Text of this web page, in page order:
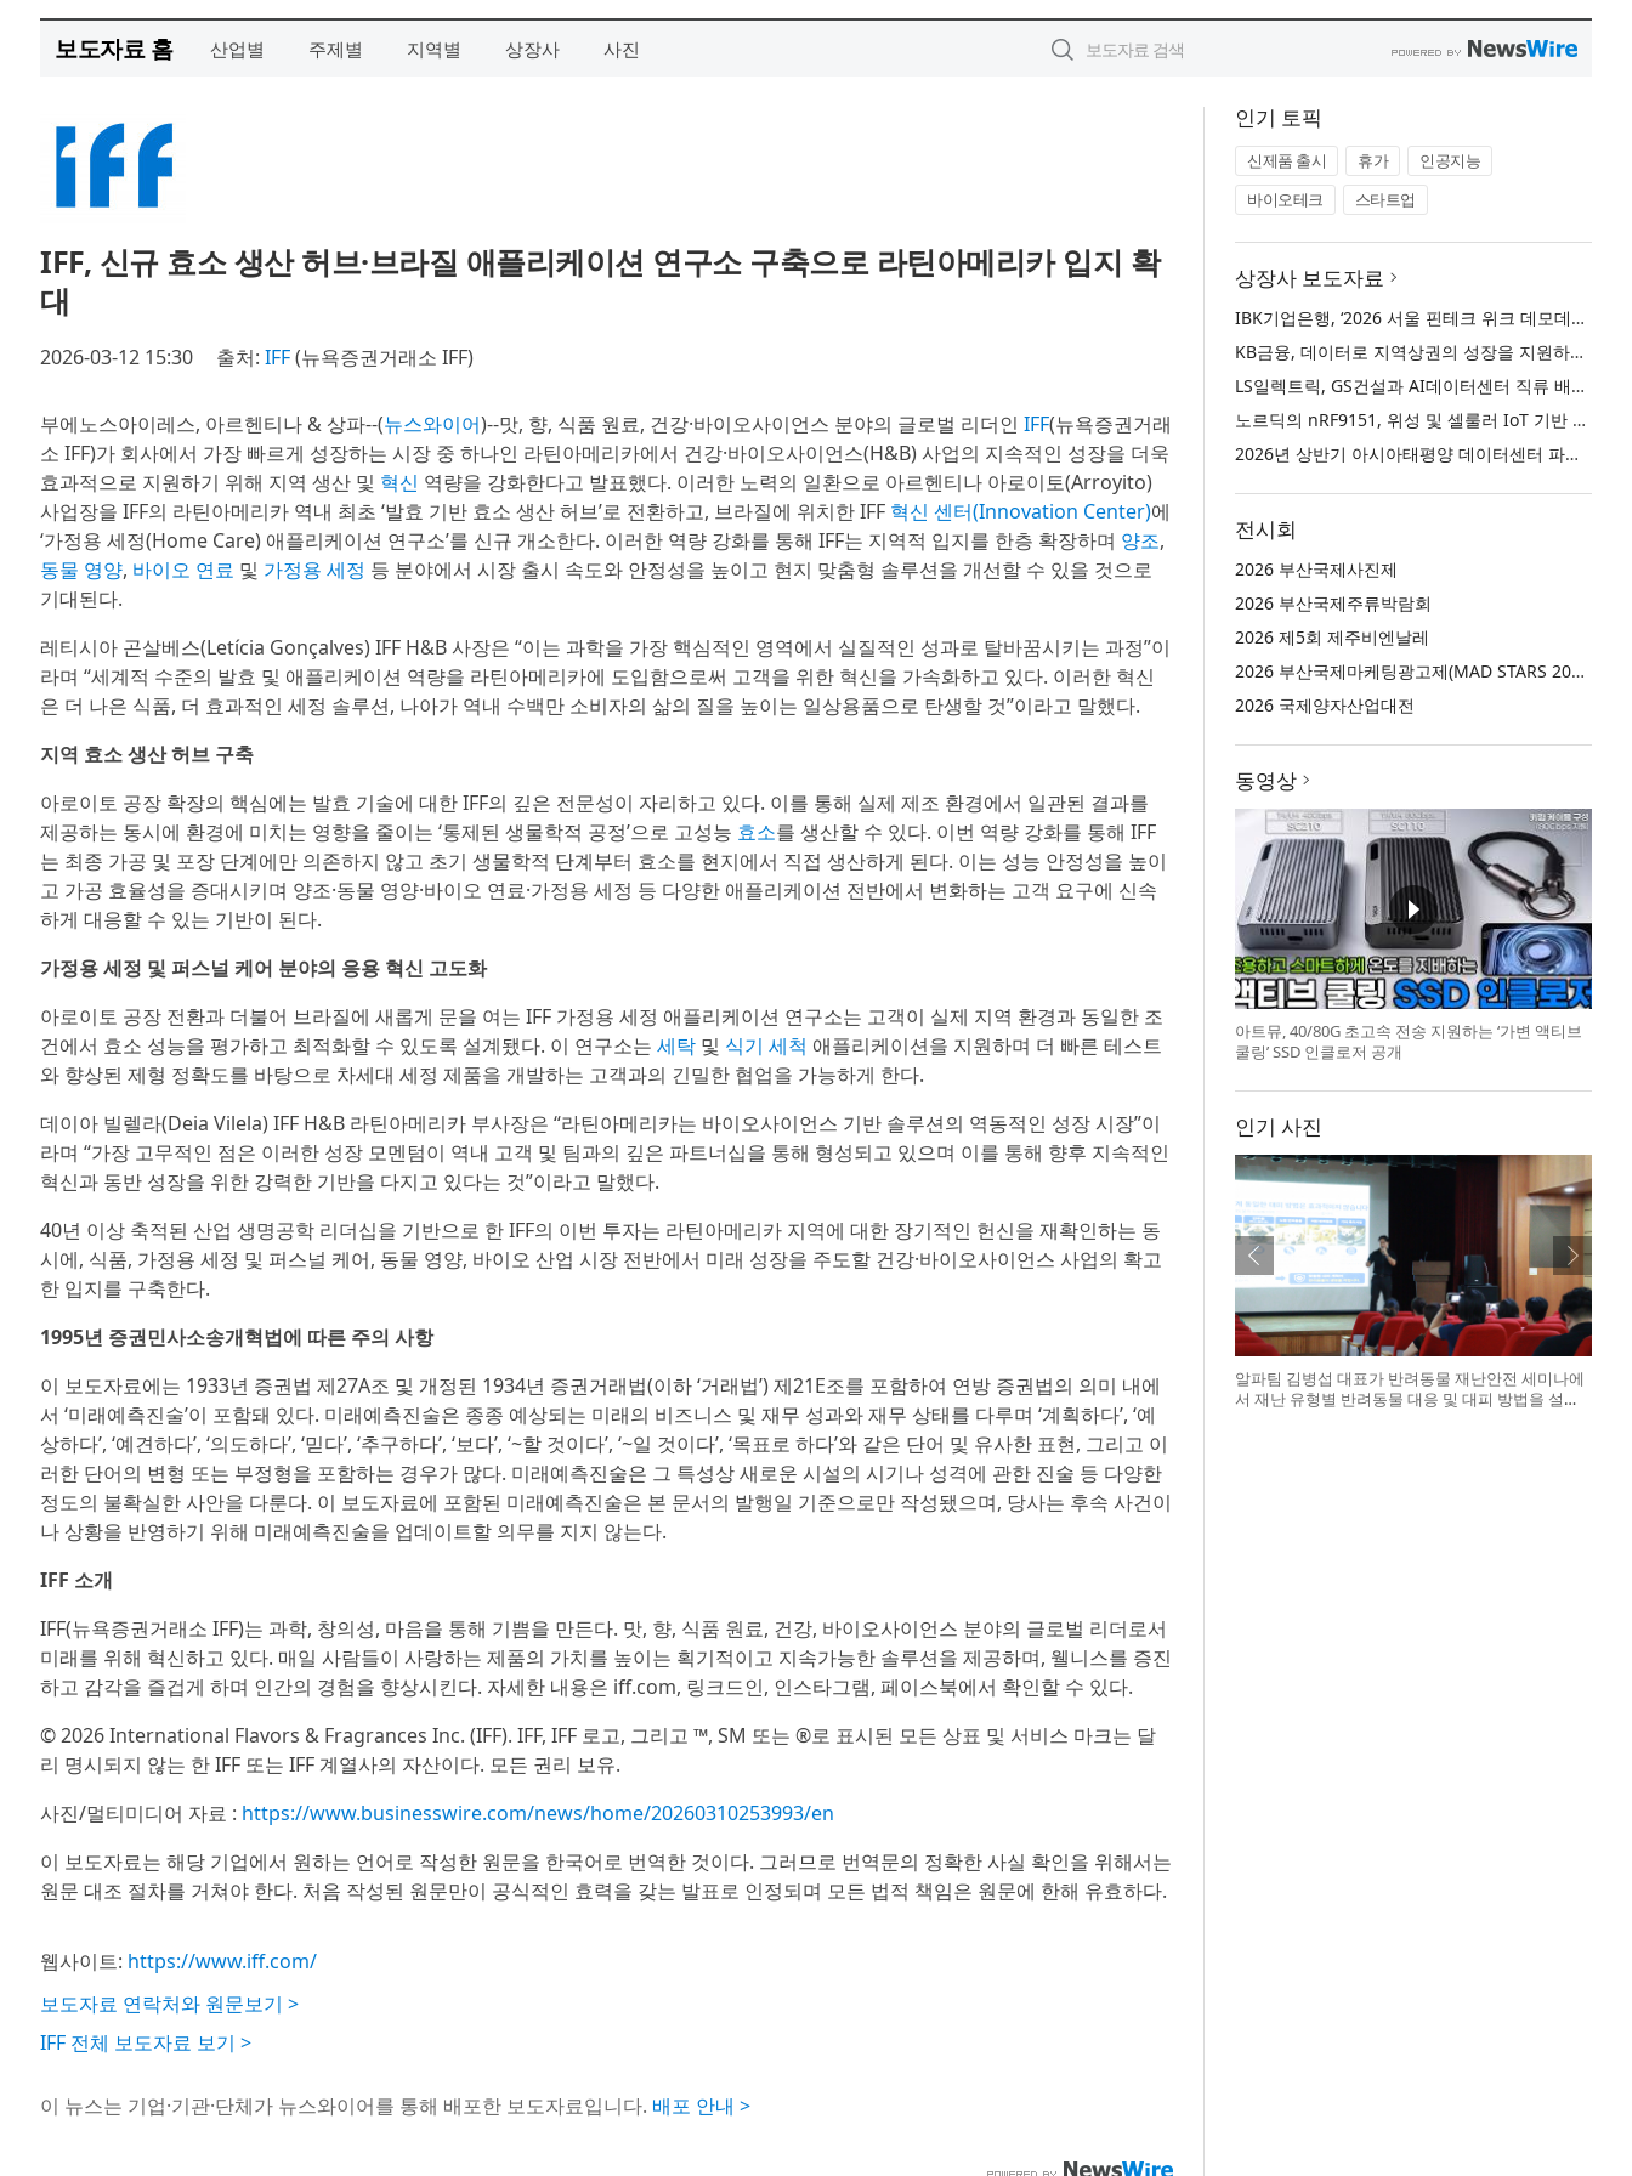
보도자료 홈 산업별 주제별 지역별 상장사 사진
IFF, 신규 효소 생산 허브·브라질 애플리케이션 연구소 구축으로 라틴아메리카 입지 확
대
2026-03-12 15:30 출처: IFF(뉴욕증권거래소 IFF)
부에노스아이레스, 아르헨티나 & 상파--(뉴스와이어)--맛, 향, 식품 원료, 건강·바이오사이언스 분야의 글로벌 리더인 IFF(뉴욕증권거래
소 IFF)가 회사에서 가장 빠르게 성장하는 시장 중 하나인 라틴아메리카에서 건강·바이오사이언스(H&B) 사업의 지속적인 성장을 더욱
효과적으로 지원하기 위해 지역 생산 및 혁신 역량을 강화한다고 발표했다. 이러한 노력의 일환으로 아르헨티나 아로이토(Arroyito)
사업장을 IFF의 라틴아메리카 역내 최초 ‘발효 기반 효소 생산 허브’로 전환하고, 브라질에 위치한 IFF 혁신 센터(Innovation Center)에
‘가정용 세정(Home Care) 애플리케이션 연구소’를 신규 개소한다. 이러한 역량 강화를 통해 IFF는 지역적 입지를 한층 확장하며 양조,
동물 영양, 바이오 연료 및 가정용 세정 등 분야에서 시장 출시 속도와 안정성을 높이고 현지 맞춤형 솔루션을 개선할 수 있을 것으로
기대된다.
레티시아 곤살베스(Letícia Gonçalves) IFF H&B 사장은 “이는 과학을 가장 핵심적인 영역에서 실질적인 성과로 탈바꿈시키는 과정”이
라며 “세계적 수준의 발효 및 애플리케이션 역량을 라틴아메리카에 도입함으로써 고객을 위한 혁신을 가속화하고 있다. 이러한 혁신
은 더 나은 식품, 더 효과적인 세정 솔루션, 나아가 역내 수백만 소비자의 삶의 질을 높이는 일상용품으로 탄생할 것”이라고 말했다.
지역 효소 생산 허브 구축
아로이토 공장 확장의 핵심에는 발효 기술에 대한 IFF의 깊은 전문성이 자리하고 있다. 이를 통해 실제 제조 환경에서 일관된 결과를
제공하는 동시에 환경에 미치는 영향을 줄이는 ‘통제된 생물학적 공정’으로 고성능 효소를 생산할 수 있다. 이번 역량 강화를 통해 IFF
는 최종 가공 및 포장 단계에만 의존하지 않고 초기 생물학적 단계부터 효소를 현지에서 직접 생산하게 된다. 이는 성능 안정성을 높이
고 가공 효율성을 증대시키며 양조·동물 영양·바이오 연료·가정용 세정 등 다양한 애플리케이션 전반에서 변화하는 고객 요구에 신속
하게 대응할 수 있는 기반이 된다.
가정용 세정 및 퍼스널 케어 분야의 응용 혁신 고도화
아로이토 공장 전환과 더불어 브라질에 새롭게 문을 여는 IFF 가정용 세정 애플리케이션 연구소는 고객이 실제 지역 환경과 동일한 조
건에서 효소 성능을 평가하고 최적화할 수 있도록 설계됐다. 이 연구소는 세탁 및 식기 세척 애플리케이션을 지원하며 더 빠른 테스트
와 향상된 제형 정확도를 바탕으로 차세대 세정 제품을 개발하는 고객과의 긴밀한 협업을 가능하게 한다.
데이아 빌렐라(Deia Vilela) IFF H&B 라틴아메리카 부사장은 “라틴아메리카는 바이오사이언스 기반 솔루션의 역동적인 성장 시장”이
라며 “가장 고무적인 점은 이러한 성장 모멘텀이 역내 고객 및 팀과의 깊은 파트너십을 통해 형성되고 있으며 이를 통해 향후 지속적인
혁신과 동반 성장을 위한 강력한 기반을 다지고 있다는 것”이라고 말했다.
40년 이상 축적된 산업 생명공학 리더십을 기반으로 한 IFF의 이번 투자는 라틴아메리카 지역에 대한 장기적인 헌신을 재확인하는 동
시에, 식품, 가정용 세정 및 퍼스널 케어, 동물 영양, 바이오 산업 시장 전반에서 미래 성장을 주도할 건강·바이오사이언스 사업의 확고
한 입지를 구축한다.
1995년 증권민사소송개혁법에 따른 주의 사항
이 보도자료에는 1933년 증권법 제27A조 및 개정된 1934년 증권거래법(이하 ‘거래법’) 제21E조를 포함하여 연방 증권법의 의미 내에
서 ‘미래예측진술’이 포함돼 있다. 미래예측진술은 종종 예상되는 미래의 비즈니스 및 재무 성과와 재무 상태를 다루며 ‘계획하다’, ‘예
상하다’, ‘예견하다’, ‘의도하다’, ‘믿다’, ‘추구하다’, ‘보다’, ‘~할 것이다’, ‘~일 것이다’, ‘목표로 하다’와 같은 단어 및 유사한 표현, 그리고 이
러한 단어의 변형 또는 부정형을 포함하는 경우가 많다. 미래예측진술은 그 특성상 새로운 시설의 시기나 성격에 관한 진술 등 다양한
정도의 불확실한 사안을 다룬다. 이 보도자료에 포함된 미래예측진술은 본 문서의 발행일 기준으로만 작성됐으며, 당사는 후속 사건이
나 상황을 반영하기 위해 미래예측진술을 업데이트할 의무를 지지 않는다.
IFF 소개
IFF(뉴욕증권거래소 IFF)는 과학, 창의성, 마음을 통해 기쁨을 만든다. 맛, 향, 식품 원료, 건강, 바이오사이언스 분야의 글로벌 리더로서
미래를 위해 혁신하고 있다. 매일 사람들이 사랑하는 제품의 가치를 높이는 획기적이고 지속가능한 솔루션을 제공하며, 웰니스를 증진
하고 감각을 즐겁게 하며 인간의 경험을 향상시킨다. 자세한 내용은 iff.com, 링크드인, 인스타그램, 페이스북에서 확인할 수 있다.
© 2026 International Flavors & Fragrances Inc. (IFF). IFF, IFF 로고, 그리고 ™, SM 또는 ®로 표시된 모든 상표 및 서비스 마크는 달
리 명시되지 않는 한 IFF 또는 IFF 계열사의 자산이다. 모든 권리 보유.
사진/멀티미디어 자료 : https://www.businesswire.com/news/home/20260310253993/en
이 보도자료는 해당 기업에서 원하는 언어로 작성한 원문을 한국어로 번역한 것이다. 그러므로 번역문의 정확한 사실 확인을 위해서는
원문 대조 절차를 거쳐야 한다. 처음 작성된 원문만이 공식적인 효력을 갖는 발표로 인정되며 모든 법적 책임은 원문에 한해 유효하다.
웹사이트: https://www.iff.com/
보도자료 연락처와 원문보기 >
IFF 전체 보도자료 보기 >
이 뉴스는 기업·기관·단체가 뉴스와이어를 통해 배포한 보도자료입니다. 배포 안내 >
인기 토픽
신제품 출시 휴가
인공지능
바이오테크
스타트업
상장사 보도자료
IBK기업은행, ‘2026 서울 핀테크 위크 데모데이 with IBK기업은행’ 참가기업 모집
KB금융, 데이터로 지역상권의 성장을 지원하는 ‘2026 KB상권활성화 인사이트’ 발간
LS일렉트릭, GS건설과 AI데이터센터 직류 배전 사업 협력
노르딕의 nRF9151, 위성 및 셀룰러 IoT 기반 새로운 차원의 커넥티드 기기 개발 지원
2026년 상반기 아시아태평양 데이터센터 파이프라인 26.5GW로 사상 최대 기록… 한국 수도권 데이터센터 시장도 임차·개발 수요 동반 확대
전시회
2026 부산국제사진제
2026 부산국제주류박람회
2026 제5회 제주비엔날레
2026 부산국제마케팅광고제(MAD STARS 2026)
2026 국제양자산업대전
동영상
아트뮤, 40/80G 초고속 전송 지원하는 ‘가변 액티브
쿨링’ SSD 인클로저 공개
인기 사진
알파팀 김병섭 대표가 반려동물 재난안전 세미나에
서 재난 유형별 반려동물 대응 및 대피 방법을 설명